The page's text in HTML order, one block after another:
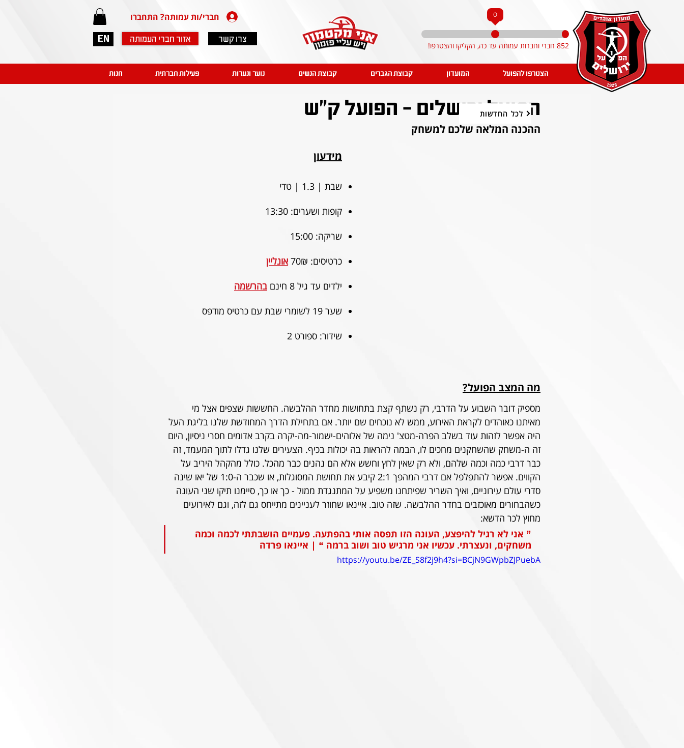
EN
חברי/ות עמותה? התחברו
אזור חברי העמותה צרו קשר
0
852 חברי וחברות עמותה עד כה, הקליקו והצטרפו!
הצטרפו להפועל המועדון קבוצת הגברים קבוצת הנשים נוער ונערות פעילות חברתית חנות
הפועל ירושלים - הפועל ק"ש
ההכנה המלאה שלכם למשחק
מידעון
שבת | 1.3 | טדי
קופות ושערים: 13:30
שריקה: 15:00
כרטיסים: 70₪ אונליין
ילדים עד גיל 8 חינם בהרשמה
שער 19 לשומרי שבת עם כרטיס מודפס
שידור: ספורט 2
מה המצב הפועל?
מספיק דובר השבוע על הדרבי, רק נשתף קצת בתחושות מחדר ההלבשה. החששות שצפים אצל מי
מאיתנו כאוהדים לקראת האירוע, ממש לא נוכחים שם יותר. אם בתחילת הדרך המחודשת שלנו בליגת העל
היה אפשר לזהות עוד בשלב הפרה-מטצ' נימה של אלוהים-ישמור-מה-יקרה בקרב אדומים חסרי ניסיון, היום
זה ה-משחק שהשחקנים מחכים לו, הבמה להראות בה יכולות בכיף. הצעירים שלנו גדלו לתוך המעמד, זה
כבר דרבי כמה וכמה שלהם, ולא רק שאין לחץ וחשש אלא הם נהנים כבר מהכל. כולל מהקהל היריב על
הקווים. אפשר להתפלפל אם דרבי המהפך 2:1 קיבע את תחושת המסוגלות, או שכבר ה-1:0 של יאו שינה
סדרי עולם עירוניים, ואיך השריר שפיתחנו משפיע על המתנגדת ממול - כך או כך, סיימנו תיקו שני העונה
כשהבחורים מאוכזבים בחדר ההלבשה. שזה טוב. איינאו שחוזר לעניינים מתייחס גם לזה, וגם לאירועים
מחוץ לכר הדשא:
❞ אני לא רגיל להיפצע, העונה הזו תפסה אותי בהפתעה. פעמיים הושבתתי לכמה וכמה
משחקים, ונעצרתי. עכשיו אני מרגיש טוב ושוב ברמה ❝ | איינאו פרדה
https://youtu.be/ZE_S8f2j9h4?si=BCjN9GWpbZJPuebA
לכל החדשות